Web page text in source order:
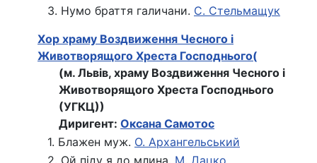
3. Нумо браття галичани. С. Стельмащук
Хор храму Воздвиження Чесного і
Животворящого Хреста Господнього(
(м. Львів, храму Воздвиження Чесного і
Животворящого Хреста Господнього
(УГКЦ))
Диригент: Оксана Самотос
1. Блажен муж. О. Архангельський
2. Ой піду я до млина. М. Дацко